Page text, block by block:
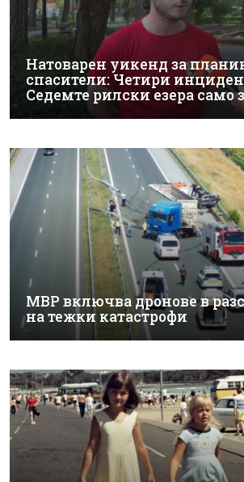
Натоварен уикенд за
спасители: Четири
Седемте рилски езера само
МВР включва дронове в
на тежки катастрофи